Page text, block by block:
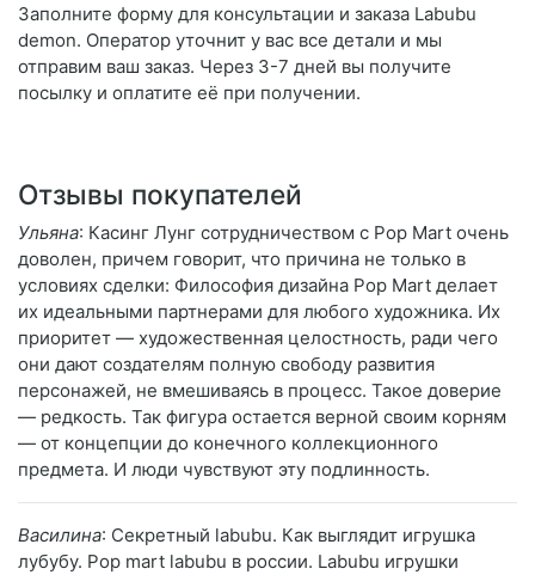
Заполните форму для консультации и заказа Labubu
demon. Оператор уточнит у вас все детали и мы
отправим ваш заказ. Через 3-7 дней вы получите
посылку и оплатите её при получении.
Отзывы покупателей
Ульяна: Касинг Лунг сотрудничеством с Pop Mart очень
доволен, причем говорит, что причина не только в
условиях сделки: Философия дизайна Pop Mart делает
их идеальными партнерами для любого художника. Их
приоритет — художественная целостность, ради чего
они дают создателям полную свободу развития
персонажей, не вмешиваясь в процесс. Такое доверие
— редкость. Так фигура остается верной своим корням
— от концепции до конечного коллекционного
предмета. И люди чувствуют эту подлинность.
Василина: Секретный labubu. Как выглядит игрушка
лубубу. Pop mart labubu в россии. Labubu игрушки